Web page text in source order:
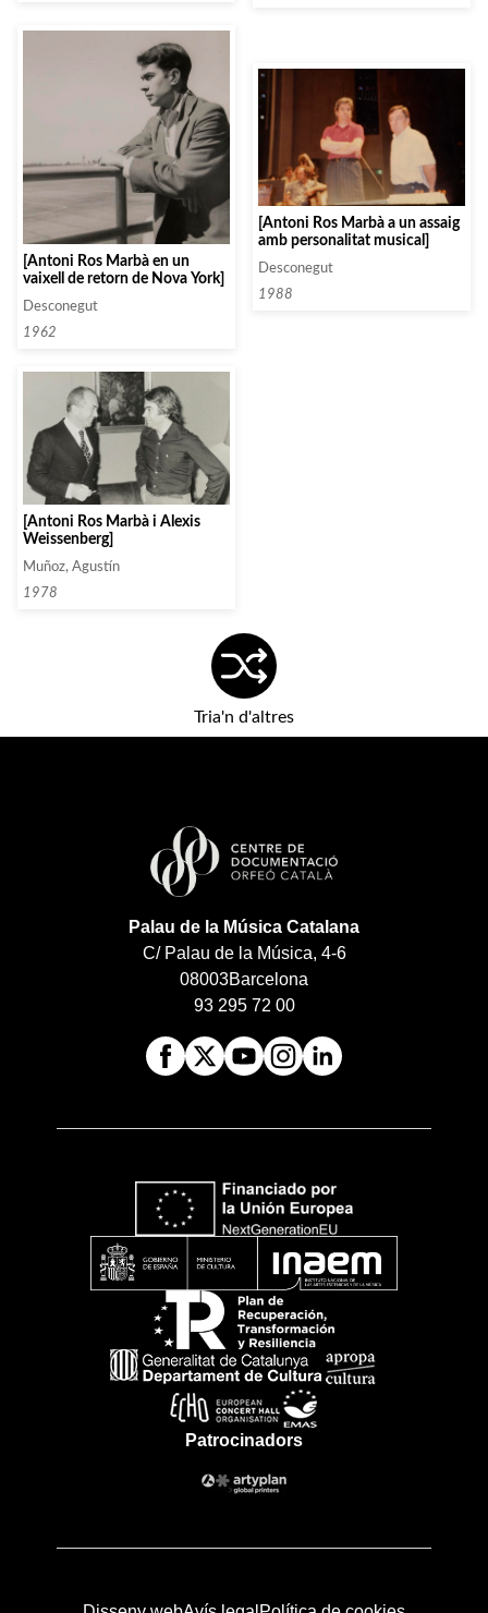
[Antoni Ros Marbà en un
vaixell de retorn de Nova York]
Desconegut
1962
[Antoni Ros Marbà a un assaig
amb personalitat musical]
Desconegut
1988
[Antoni Ros Marbà i Alexis
Weissenberg]
Muñoz, Agustín
1978
Tria'n d'altres
Palau de la Música Catalana
C/ Palau de la Música, 4-6
08003Barcelona
93 295 72 00
Patrocinadors